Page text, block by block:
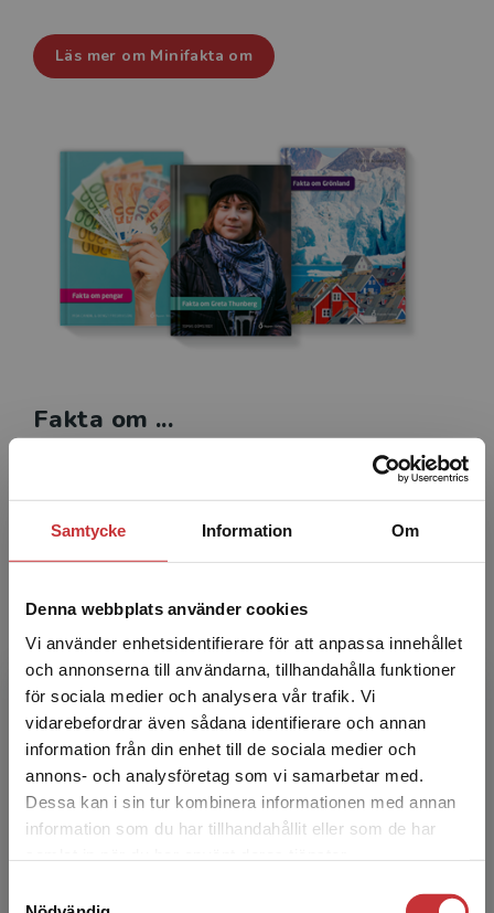
Samtycke Information Om
Denna webbplats använder cookies
Vi använder enhetsidentifierare för att anpassa innehållet
och annonserna till användarna, tillhandahålla funktioner
för sociala medier och analysera vår trafik. Vi
vidarebefordrar även sådana identifierare och annan
information från din enhet till de sociala medier och
annons- och analysföretag som vi samarbetar med.
Dessa kan i sin tur kombinera informationen med annan
information som du har tillhandahållit eller som de har
Begränsad fraktregion
Det verkar som att du besöker
studentlitteratur.se via en enhet utanför Sverige.
Vi erbjuder inte leveranser utanför Sverige. För
Läs mer om Minifakta om
Fakta om ...
är en serie lättlästa faktaböcker som väcker
nyfikenhet och lust att lära. Böckerna ger eleverna
sport och aktuella samhällsfrågor. Tack vare det
lättlästa formatet kan fler elever utveckla sina
tillgängligt sätt.
Läs mer om Fakta om
Fler lättlästa serier för F-3
Monsterklubben
Rolf